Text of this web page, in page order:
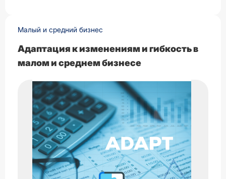
Малый и средний бизнес
Адаптация к изменениям и гибкость в
малом и среднем бизнесе